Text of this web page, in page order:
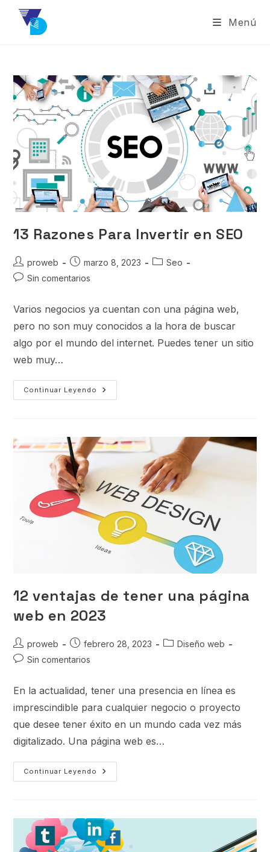
Menú
13 Razones Para Invertir en SEO
proweb marzo 8, 2023
Seo
Sin comentarios
Varios negocios ya cuentan con una página web,
pero no son muy conocidos a la hora de buscar
algo por el mundo del internet. Puedes tener un sitio
web muy…
Continuar Leyendo
12 ventajas de tener una página
web en 2023
proweb febrero 28, 2023
Diseño web
Sin comentarios
En la actualidad, tener una presencia en línea es
imprescindible para cualquier negocio o proyecto
que desee tener éxito en un mundo cada vez más
digitalizado. Una página web es…
Continuar Leyendo